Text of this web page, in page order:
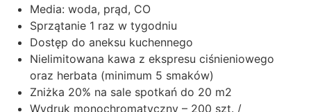
Media: woda, prąd, CO
Sprzątanie 1 raz w tygodniu
Dostęp do aneksu kuchennego
Nielimitowana kawa z ekspresu ciśnieniowego
oraz herbata (minimum 5 smaków)
Zniżka 20% na sale spotkań do 20 m2
Wydruk monochromatyczny – 200 szt. /